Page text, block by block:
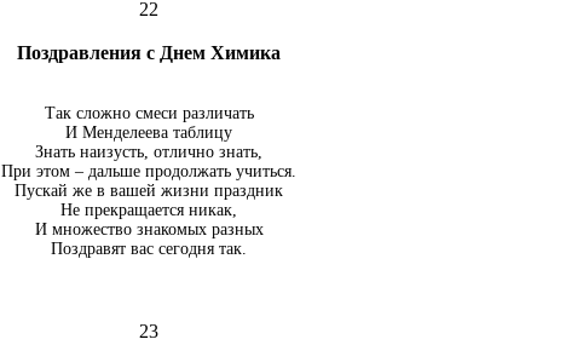
22
Поздравления с Днем Химика
Так сложно смеси различать
И Менделеева таблицу
Знать наизусть, отлично знать,
При этом – дальше продолжать учиться.
Пускай же в вашей жизни праздник
Не прекращается никак,
И множество знакомых разных
Поздравят вас сегодня так.
23